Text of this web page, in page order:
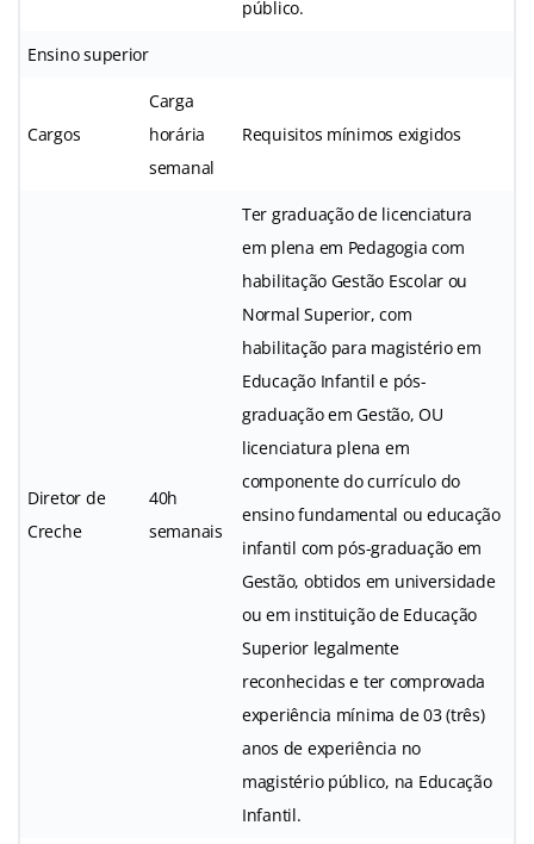
público.
Ensino superior
Cargos
Carga
horária
semanal
Requisitos mínimos exigidos
Diretor de
Creche
40h
semanais
Ter graduação de licenciatura
em plena em Pedagogia com
habilitação Gestão Escolar ou
Normal Superior, com
habilitação para magistério em
Educação Infantil e pós-
graduação em Gestão, OU
licenciatura plena em
componente do currículo do
ensino fundamental ou educação
infantil com pós-graduação em
Gestão, obtidos em universidade
ou em instituição de Educação
Superior legalmente
reconhecidas e ter comprovada
experiência mínima de 03 (três)
anos de experiência no
magistério público, na Educação
Infantil.